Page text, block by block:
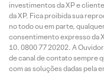
investimentos da XP e
da XP. Fica proibida sua
no todo ou em parte,
consentimento expresso da
0800 77 20202. A
de canal de contato sempre
com as soluções dadas pela